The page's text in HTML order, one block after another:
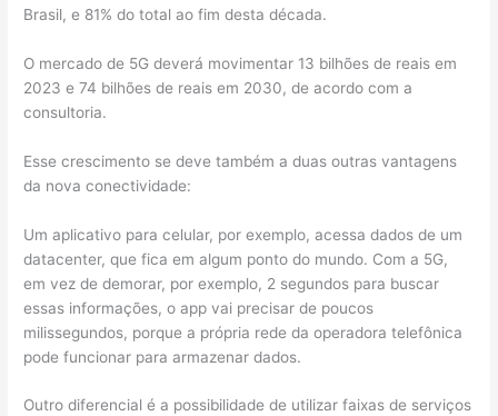
Brasil, e 81% do total ao fim desta década.
O mercado de 5G deverá movimentar 13 bilhões de reais em
2023 e 74 bilhões de reais em 2030, de acordo com a
consultoria.
Esse crescimento se deve também a duas outras vantagens
da nova conectividade:
Um aplicativo para celular, por exemplo, acessa dados de um
datacenter, que fica em algum ponto do mundo. Com a 5G,
em vez de demorar, por exemplo, 2 segundos para buscar
essas informações, o app vai precisar de poucos
milissegundos, porque a própria rede da operadora telefônica
pode funcionar para armazenar dados.
Outro diferencial é a possibilidade de utilizar faixas de serviços